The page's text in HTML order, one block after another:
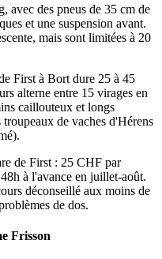
avec des pneus de 35 cm de
et une suspension avant.
mais sont limitées à 20
First à Bort dure 25 à 45
alterne entre 15 virages en
caillouteux et longs
de vaches d'Hérens
de First : 25 CHF par
à l'avance en juillet-août.
déconseillé aux moins de
de dos.
Frisson